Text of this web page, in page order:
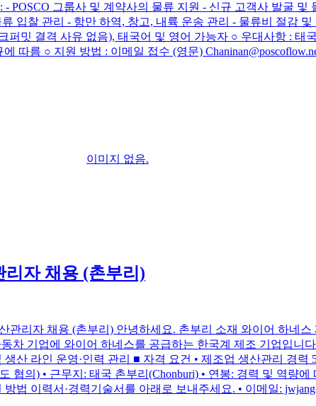
그룹사 및 계약사의 물류 지원 - 신규 고객사 발굴 및
입찰 관리 - 항만 하역, 창고, 내륙 운송 관리 - 물류비 절감
밋 결격 사유 없음), 태국어 및 영어 가능자 ○ 우대사항 : 태
따름 ○ 지원 방법 : 이메일 접수 (영문)
이미지 없음.
리자 채용 (촌부리)
관리자 채용 (촌부리) 안녕하세요. 촌부리 소재 와이어 하네스
차 기업에 와이어 하네스를 공급하는 한국계 제조 기업입니
산 라인 운영·인력 관리 ■ 자격 요건 • 제조업 생산관리 경
의) • 근무지: 태국 촌부리(Chonburi) • 연봉: 경력 및 역량
법 이력서·경력기술서를 아래로 보내주세요. • 이메일: